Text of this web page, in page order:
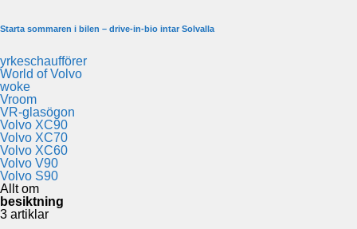
Starta sommaren i bilen – drive-in-bio intar Solvalla
yrkeschaufförer
World of Volvo
woke
Vroom
VR-glasögon
Volvo XC90
Volvo XC70
Volvo XC60
Volvo V90
Volvo S90
Allt om
besiktning
3 artiklar